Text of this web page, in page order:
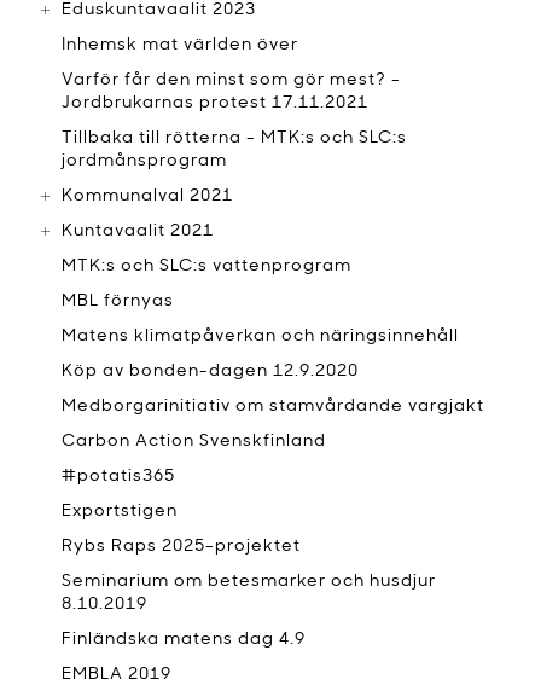
Eduskuntavaalit 2023
Inhemsk mat världen över
Varför får den minst som gör mest? -
Jordbrukarnas protest 17.11.2021
Tillbaka till rötterna - MTK:s och SLC:s
jordmånsprogram
Kommunalval 2021
Kuntavaalit 2021
MTK:s och SLC:s vattenprogram
MBL förnyas
Matens klimatpåverkan och näringsinnehåll
Köp av bonden-dagen 12.9.2020
Medborgarinitiativ om stamvårdande vargjakt
Carbon Action Svenskfinland
#potatis365
Exportstigen
Rybs Raps 2025-projektet
Seminarium om betesmarker och husdjur
8.10.2019
Finländska matens dag 4.9
EMBLA 2019